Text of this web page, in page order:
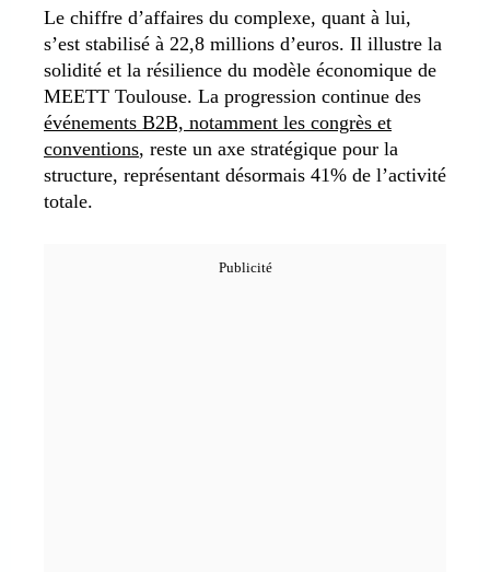
Le chiffre d’affaires du complexe, quant à lui,
s’est stabilisé à 22,8 millions d’euros. Il illustre la
solidité et la résilience du modèle économique de
MEETT Toulouse. La progression continue des
événements B2B, notamment les congrès et
conventions, reste un axe stratégique pour la
structure, représentant désormais 41% de l’activité
totale.